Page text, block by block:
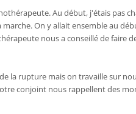
Au début, j'étais pas
On y allait ensemble au
nous a conseillé de faire
la rupture mais on travaille sur
conjoint nous rappellent des